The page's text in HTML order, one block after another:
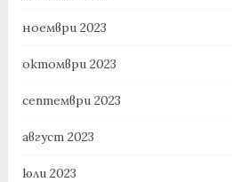
ноември 2023
октомври 2023
септември 2023
август 2023
юли 2023